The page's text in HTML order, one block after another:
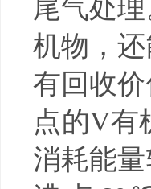
尾气处
机物，
有回收
点的V有
消耗能